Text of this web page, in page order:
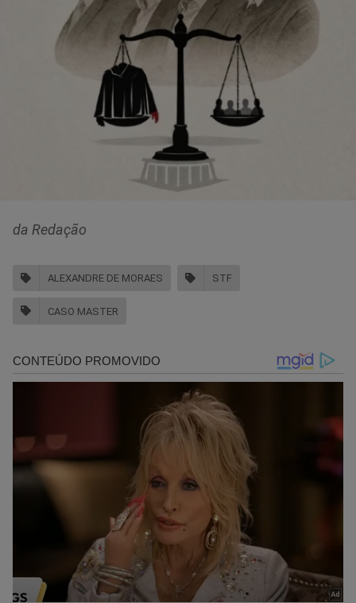
da Redação
ALEXANDRE DE MORAES STF
CASO MASTER